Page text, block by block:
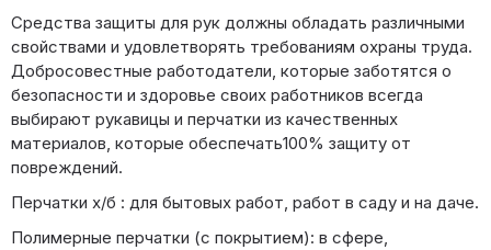
Средства защиты для рук должны обладать различными
свойствами и удовлетворять требованиям охраны труда.
Добросовестные работодатели, которые заботятся о
безопасности и здоровье своих работников всегда
выбирают рукавицы и перчатки из качественных
материалов, которые обеспечать100% защиту от
повреждений.
Перчатки х/б : для бытовых работ, работ в саду и на даче.
Полимерные перчатки (с покрытием): в сфере,